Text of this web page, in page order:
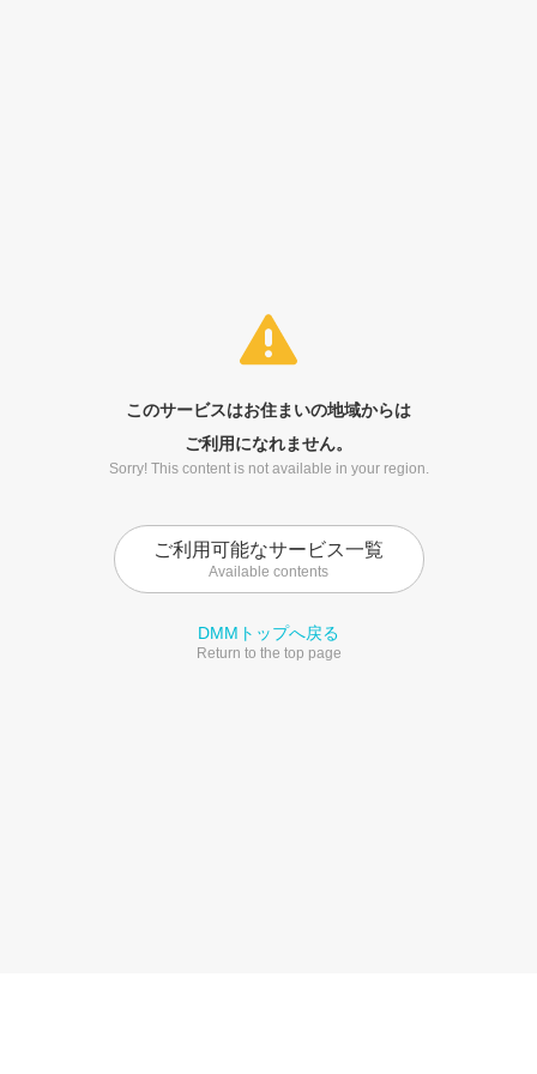
このサービスはお住まいの地域からは
ご利用になれません。
Sorry! This content is not available in your region.
ご利用可能なサービス一覧
Available contents
DMMトップへ戻る
Return to the top page